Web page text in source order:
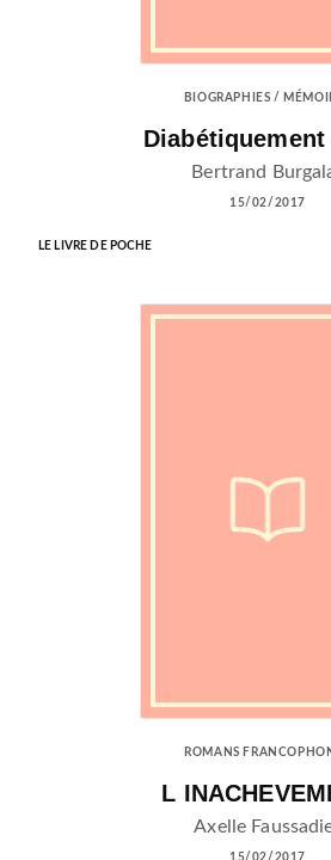
BIOGRAPHIES /
Bertrand
15/02/2017
LE LIVRE DE POCHE
ROMANS
L
Axelle
15/02/2017